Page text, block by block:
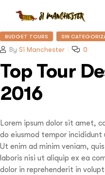
BUDGET TOURS SIN
By Si Manchester 0
Top Tour
2016
Lorem ipsum dolor sit amet,
do eiusmod tempor
Ut enim ad minim veniam,
laboris nisi ut aliquip ex ea
dolor in reprehenderit in